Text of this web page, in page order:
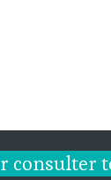
consulter